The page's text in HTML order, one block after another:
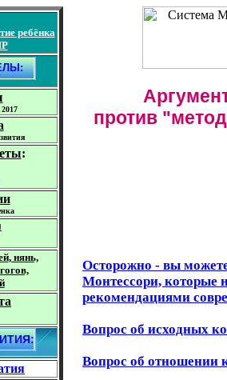
ребёнка
:
, нянь,
против
Осторожно - вы
Монтессори, которые
рекомендациями
Вопрос об исходных
Вопрос об отношении